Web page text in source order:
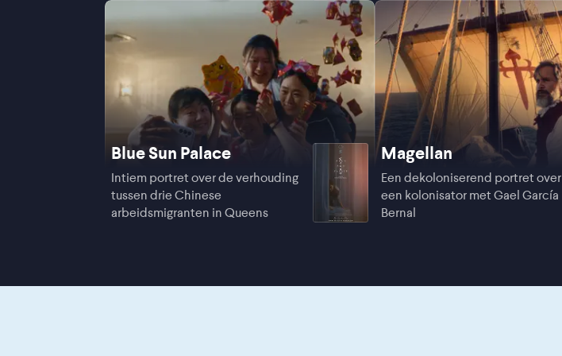
Blue Sun Palace
Intiem portret over de verhouding
tussen drie Chinese
arbeidsmigranten in Queens
Magellan
Een dekoloniserend portret over
een kolonisator met Gael García
Bernal